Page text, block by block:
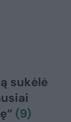
sukėlė
(9)